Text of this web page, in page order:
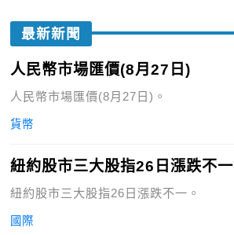
最新新聞
人民幣市場匯價(8月27日)
人民幣市場匯價(8月27日)。
貨幣
紐約股市三大股指26日漲跌不一
紐約股市三大股指26日漲跌不一。
國際